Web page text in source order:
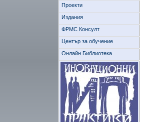
Проекти
Издания
ФРМС Консулт
Център за обучение
Онлайн Библиотека